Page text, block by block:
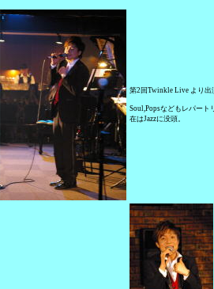
第2回Twinkle Live より出
Soul,Popsなどもレパート
在はJazzに没頭。